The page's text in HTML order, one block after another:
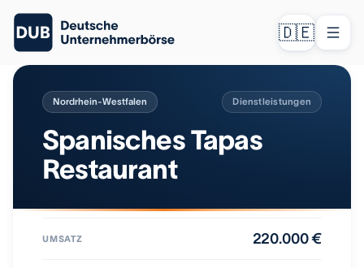
🇩🇪
Nordrhein-Westfalen Dienstleistungen
Spanisches Tapas
Restaurant
UMSATZ 220.000 €